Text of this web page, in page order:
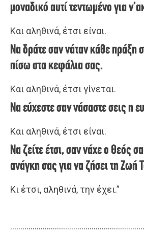
μοναδικό αυτί τεντωμένο για
Και αληθινά, έτσι είναι.
Να δράτε σαν νάταν κάθε πράξη
πίσω στα κεφάλια σας.
Και αληθινά, έτσι γίνεται.
Να εύχεστε σαν νάσαστε σεις η
Και αληθινά, έτσι είναι.
Να ζείτε έτσι, σαν νάχε ο Θεός
ανάγκη σας για να ζήσει τη Ζωή
Κι έτσι, αληθινά, την έχει.”